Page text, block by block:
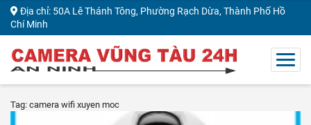
Địa chỉ: 50A Lê Thánh Tông, Phường Rạch Dừa, Thành Phố Hồ
Chí Minh
Tag: camera wifi xuyen moc